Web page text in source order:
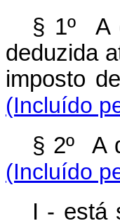
§ 1º A
deduzida
imposto
(Incluído
§ 2º A
(Incluído
I - está